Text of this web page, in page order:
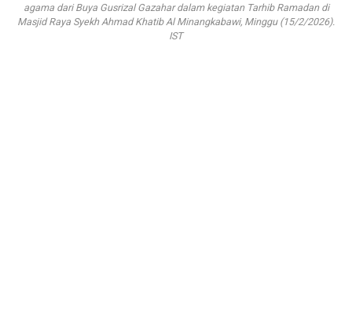
agama dari Buya Gusrizal Gazahar dalam kegiatan Tarhib Ramadan di
Masjid Raya Syekh Ahmad Khatib Al Minangkabawi, Minggu (15/2/2026).
IST